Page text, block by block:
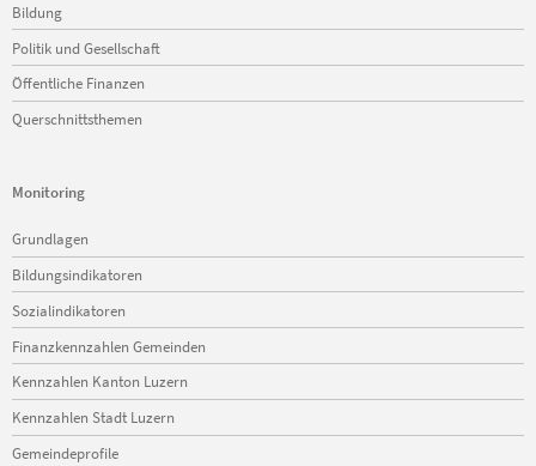
Bildung
Politik und Gesellschaft
Öffentliche Finanzen
Querschnittsthemen
Monitoring
Navigation
überspringen
Grundlagen
Bildungsindikatoren
Sozialindikatoren
Finanzkennzahlen Gemeinden
Kennzahlen Kanton Luzern
Kennzahlen Stadt Luzern
Gemeindeprofile